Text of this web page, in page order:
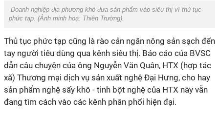
Doanh nghiệp địa phương khó đưa sản phẩm vào siêu thị vì thủ tục
phức tạp. (Ảnh minh hoạ: Thiên Trường).
Thủ tục phức tạp cũng là rào cản ngăn nông sản sạch đến
tay người tiêu dùng qua kênh siêu thị. Báo cáo của BVSC
dẫn câu chuyện của ông Nguyễn Văn Quân, HTX (hợp tác
xã) Thương mại dịch vụ sản xuất nghệ Đại Hưng, cho hay
sản phẩm nghệ sấy khô - tinh bột nghệ của HTX này vẫn
đang tìm cách vào các kênh phân phối hiện đại.